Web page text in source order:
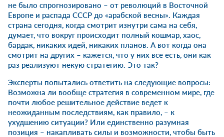
не было спрогнозировано – от революций в Восточной
Европе и распада СССР до «арабской весны». Каждая
страна сегодня, когда смотрит изнутри сама на себя,
думает, что вокруг происходит полный кошмар, хаос,
бардак, никаких идей, никаких планов. А вот когда она
смотрит на других – кажется, что у них все есть, они как
раз реализуют некую стратегию. Это так?
Эксперты попытались ответить на следующие вопросы:
Возможна ли вообще стратегия в современном мире, где
почти любое решительное действие ведет к
неожиданным последствиям, как правило, – к
ухудшению ситуации? Или единственно разумная
позиция – накапливать силы и возможности, чтобы быть